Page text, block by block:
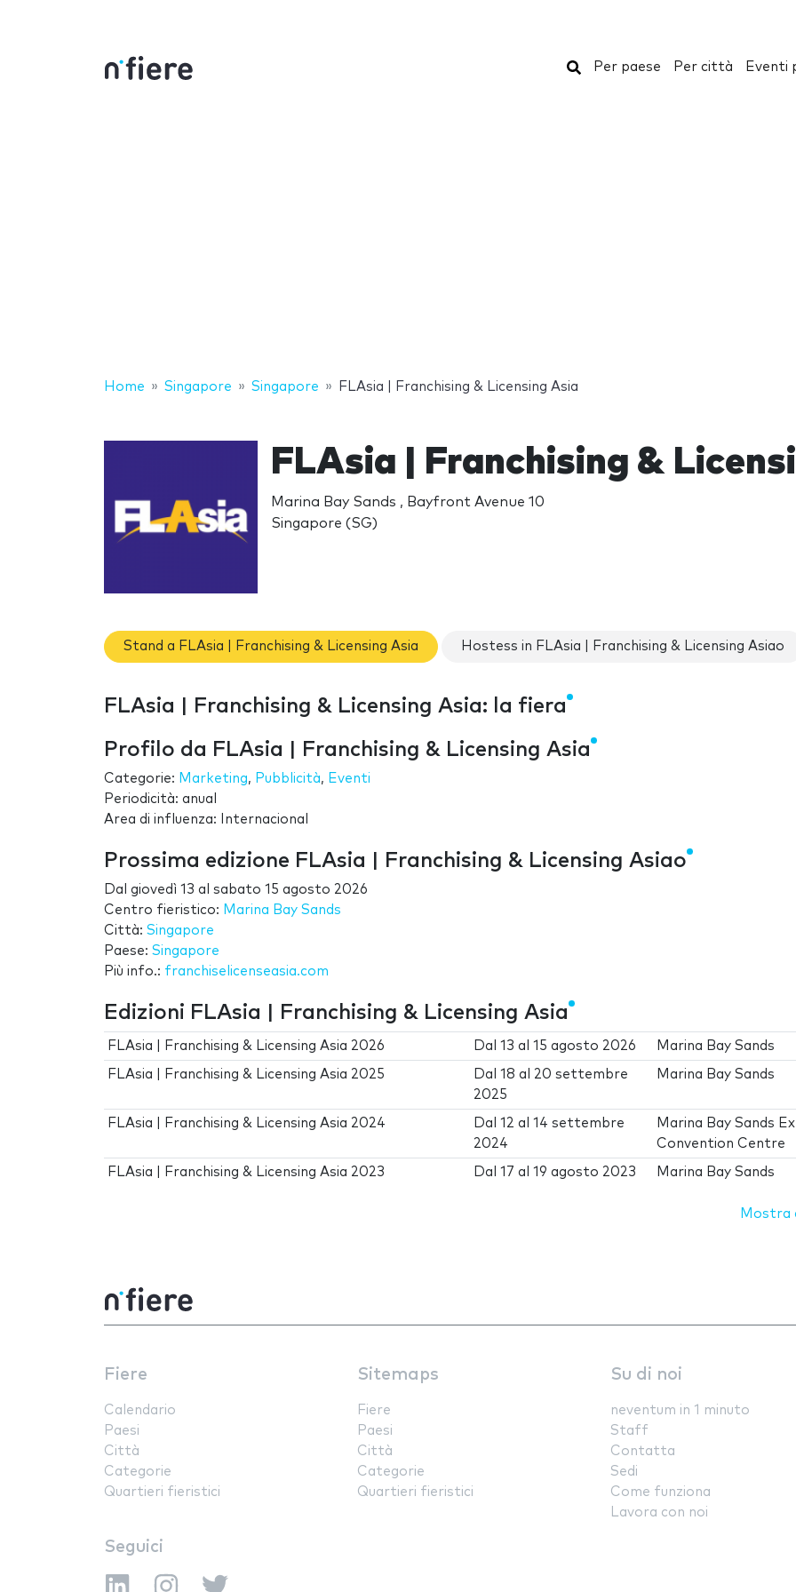
Cerca
Per paese Per città Eventi
Home Singapore Singapore FLAsia | Franchising & Licensing Asia
FLAsia | Franchising &
Marina Bay Sands , Bayfront Avenue 10
Singapore (SG)
Stand a FLAsia | Franchising & Licensing Asia Hostess in FLAsia | Franchising & Licensing Asiao
FLAsia | Franchising & Licensing Asia: la fiera
Profilo da FLAsia | Franchising & Licensing Asia
Categorie: Marketing, Pubblicità, Eventi
Periodicità: anual
Area di influenza: Internacional
Prossima edizione FLAsia | Franchising & Licensing Asiao
Dal giovedì 13 al sabato 15 agosto 2026
Centro fieristico: Marina Bay Sands
Città: Singapore
Paese: Singapore
Più info.: franchiselicenseasia.com
Edizioni FLAsia | Franchising & Licensing Asia
FLAsia | Franchising & Licensing Asia 2026 Dal13 al15 agosto 2026 Marina Bay Sands
FLAsia | Franchising & Licensing Asia 2025 Dal18 al 20 settembre
2025
Marina Bay Sands
FLAsia | Franchising & Licensing Asia 2024 Dal12 al14 settembre
2024
Marina Bay Sands
Convention Centre
FLAsia | Franchising & Licensing Asia 2023 Dal17 al19 agosto 2023 Marina Bay Sands
Mostra
Fiere
Calendario
Paesi
Città
Categorie
Quartieri fieristici
Sitemaps
Fiere
Paesi
Città
Categorie
Quartieri fieristici
Su di noi
neventum in 1 minuto
Staff
Contatta
Sedi
Come funziona
Lavora con noi
Seguici